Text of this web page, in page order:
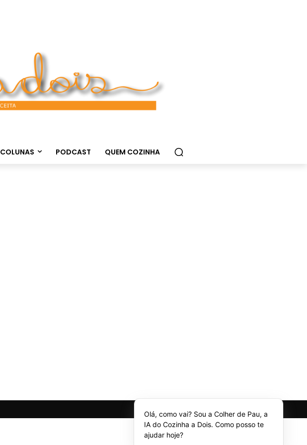
COLUNAS PODCAST QUEM COZINHA
Olá, como vai? Sou a Colher de Pau, a
IA do Cozinha a Dois. Como posso te
ajudar hoje?